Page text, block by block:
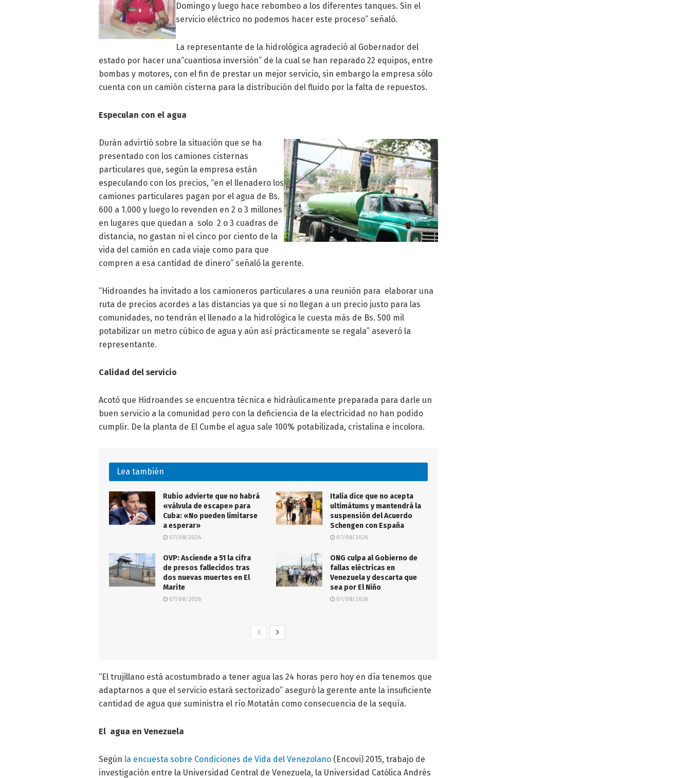
Domingo y luego hace rebombeo a los diferentes tanques. Sin el
servicio eléctrico no podemos hacer este proceso” señaló.
La representante de la hidrológica agradeció al Gobernador del
estado por hacer una“cuantiosa inversión” de la cual se han reparado 22 equipos, entre
bombas y motores, con el fin de prestar un mejor servicio, sin embargo la empresa sólo
cuenta con un camión cisterna para la distribución del fluido por la falta de repuestos.
Especulan con el agua
Durán advirtió sobre la situación que se ha
presentado con los camiones cisternas
particulares que, según la empresa están
especulando con los precios, “en el llenadero los
camiones particulares pagan por el agua de Bs.
600 a 1.000 y luego lo revenden en 2 o 3 millones
en lugares que quedan a solo 2 o 3 cuadras de
distancia, no gastan ni el cinco por ciento de la
vida del camión en cada viaje como para que
compren a esa cantidad de dinero” señaló la gerente.
“Hidroandes ha invitado a los camioneros particulares a una reunión para elaborar una
ruta de precios acordes a las distancias ya que si no llegan a un precio justo para las
comunidades, no tendrán el llenado a la hidrológica le cuesta más de Bs. 500 mil
potabilizar un metro cúbico de agua y aún así prácticamente se regala” aseveró la
representante.
Calidad del servicio
Acotó que Hidroandes se encuentra técnica e hidráulicamente preparada para darle un
buen servicio a la comunidad pero con la deficiencia de la electricidad no han podido
cumplir. De la planta de El Cumbe el agua sale 100% potabilizada, cristalina e incolora.
Lea también
Rubio advierte que no habrá
«válvula de escape» para
Cuba: «No pueden limitarse
a esperar»
07/08/2026
Italia dice que no acepta
ultimátums y mantendrá la
suspensión del Acuerdo
Schengen con España
07/08/2026
OVP: Asciende a 51 la cifra
de presos fallecidos tras
dos nuevas muertes en El
Marite
07/08/2026
ONG culpa al Gobierno de
fallas eléctricas en
Venezuela y descarta que
sea por El Niño
07/08/2026
“El trujillano está acostumbrado a tener agua las 24 horas pero hoy en día tenemos que
adaptarnos a que el servicio estará sectorizado” aseguró la gerente ante la insuficiente
cantidad de agua que suministra el río Motatán como consecuencia de la sequía.
El agua en Venezuela
Según la encuesta sobre Condiciones de Vida del Venezolano (Encovi) 2015, trabajo de
investigación entre la Universidad Central de Venezuela, la Universidad Católica Andrés